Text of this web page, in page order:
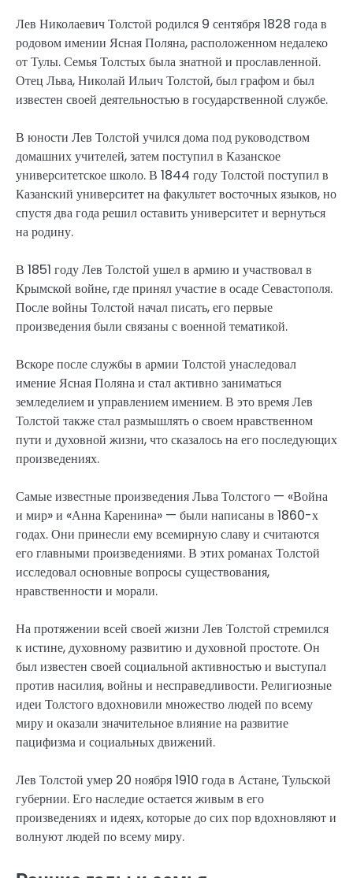
Лев Николаевич Толстой родился 9 сентября 1828 года в
родовом имении Ясная Поляна, расположенном недалеко
от Тулы. Семья Толстых была знатной и прославленной.
Отец Льва, Николай Ильич Толстой, был графом и был
известен своей деятельностью в государственной службе.
В юности Лев Толстой учился дома под руководством
домашних учителей, затем поступил в Казанское
университетское школо. В 1844 году Толстой поступил в
Казанский университет на факультет восточных языков, но
спустя два года решил оставить университет и вернуться
на родину.
В 1851 году Лев Толстой ушел в армию и участвовал в
Крымской войне, где принял участие в осаде Севастополя.
После войны Толстой начал писать, его первые
произведения были связаны с военной тематикой.
Вскоре после службы в армии Толстой унаследовал
имение Ясная Поляна и стал активно заниматься
земледелием и управлением имением. В это время Лев
Толстой также стал размышлять о своем нравственном
пути и духовной жизни, что сказалось на его последующих
произведениях.
Самые известные произведения Льва Толстого — «Война
и мир» и «Анна Каренина» — были написаны в 1860-х
годах. Они принесли ему всемирную славу и считаются
его главными произведениями. В этих романах Толстой
исследовал основные вопросы существования,
нравственности и морали.
На протяжении всей своей жизни Лев Толстой стремился
к истине, духовному развитию и духовной простоте. Он
был известен своей социальной активностью и выступал
против насилия, войны и несправедливости. Религиозные
идеи Толстого вдохновили множество людей по всему
миру и оказали значительное влияние на развитие
пацифизма и социальных движений.
Лев Толстой умер 20 ноября 1910 года в Астане, Тульской
губернии. Его наследие остается живым в его
произведениях и идеях, которые до сих пор вдохновляют и
волнуют людей по всему миру.